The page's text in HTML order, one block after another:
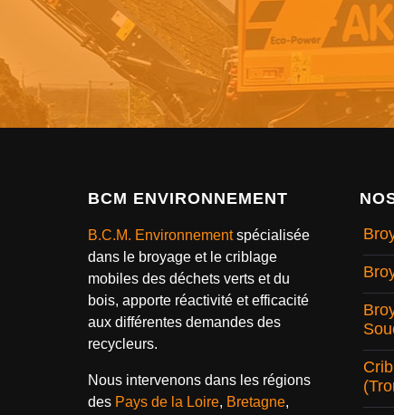
BCM ENVIRONNEMENT
B.C.M. Environnementspécialisée
dans le broyage et le criblage
mobiles des déchets verts et du
bois, apporte réactivité et efficacité
aux différentes demandes des
recycleurs.
Nous intervenons dans les régions
des Pays de la Loire, Bretagne,